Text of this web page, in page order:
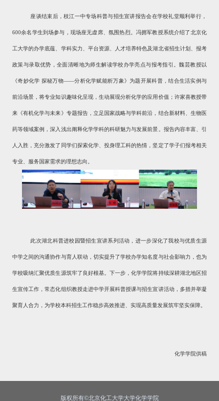
座谈结束后，枝江一中专场科普与招生宣讲报告会在学校礼堂顺利举行，
600余名学生到场参与，现场座无虚席、氛围热烈。冯拥军教授系统介绍了北京化
工大学的办学底蕴、学科实力、平台资源、人才培养特色及湖北省招生计划、报考
政策与录取优势，全面清晰地为师生解读学校办学亮点与报考指引。魏芸教授以
《奇妙化学 探秘万物——分析化学赋能析万象》为题开展科普，结合生活实例与
前沿场景，将专业知识趣味化呈现，生动展现分析化学的应用价值；许家喜教授带
来《有机化学与未来》专题报告，立足国家战略与学科前沿，结合新材料、生物医
药等领域案例，深入浅出阐释化学学科的科研魅力与发展前景。报告内容丰富、引
人入胜，充分激发了同学们探索化学、投身理工科的热情，坚定了学子们报考相关
专业、服务国家需求的理想志向。
此次湖北科普进校园暨招生宣讲系列活动，进一步深化了我校与优质生源
中学之间的沟通协作与育人联动，切实提升了学校办学知名度与社会影响力，也为
学校吸纳汇聚优质生源筑牢了良好根基。下一步，化学学院将持续深耕湖北地区招
生宣传工作，常态化组织教授走进中学开展科普授课与招生宣讲活动，多措并举凝
聚育人合力，为学校本科招生工作稳步高效推进、实现高质量发展筑牢坚实保障。
化学学院供稿
版权所有©北京化工大学大学化学学院